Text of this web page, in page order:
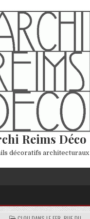
Reims Déco
décoratifs architecturaux